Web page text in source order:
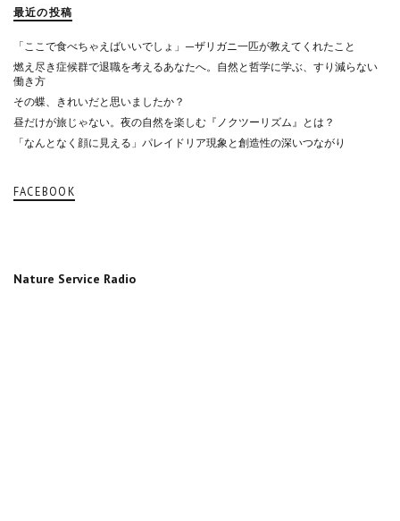
最近の投稿
「ここで食べちゃえばいいでしょ」—ザリガニ一匹が教えてくれたこと
燃え尽き症候群で退職を考えるあなたへ。自然と哲学に学ぶ、すり減らない
働き方
その蝶、きれいだと思いましたか？
昼だけが旅じゃない。夜の自然を楽しむ『ノクツーリズム』とは？
「なんとなく顔に見える」パレイドリア現象と創造性の深いつながり
FACEBOOK
Nature Service Radio